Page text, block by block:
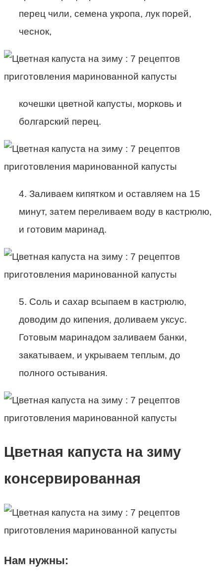
перец чили, семена укропа, лук порей,
чеснок,
кочешки цветной капусты, морковь и
болгарский перец.
4. Заливаем кипятком и оставляем на 15
минут, затем переливаем воду в кастрюлю,
и готовим маринад.
5. Соль и сахар всыпаем в кастрюлю,
доводим до кипения, доливаем уксус.
Готовым маринадом заливаем банки,
закатываем, и укрываем теплым, до
полного остывания.
Цветная капуста на зиму
консервированная
Нам нужны: